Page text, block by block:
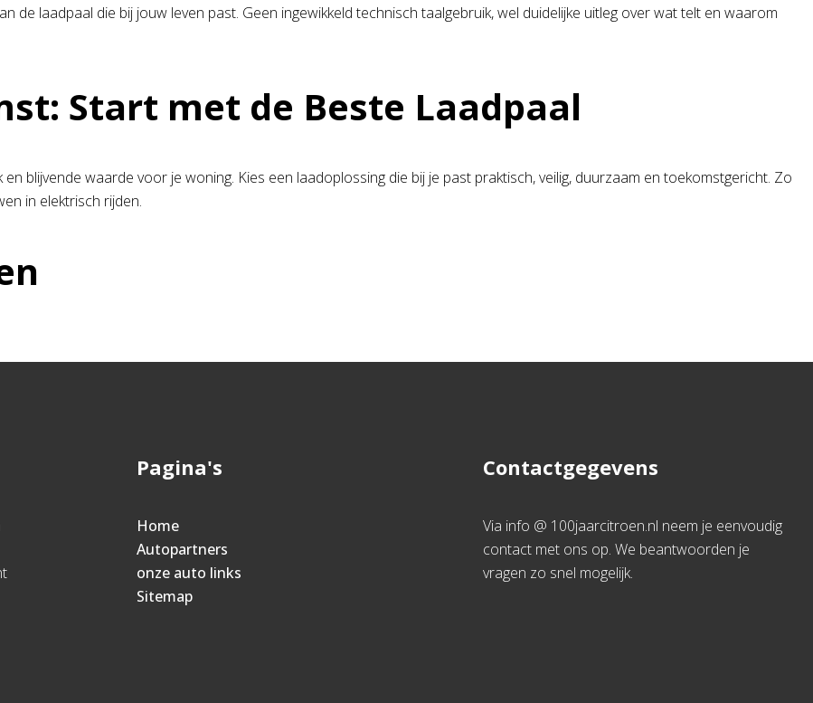
de laadpaal die bij jouw leven past. Geen ingewikkeld technisch taalgebruik, wel duidelijke uitleg over wat telt en waarom
Start met de Beste Laadpaal
blijvende waarde voor je woning. Kies een laadoplossing die bij je past praktisch, veilig, duurzaam en toekomstgericht. Zo
in elektrisch rijden.
Pagina's
Home
Autopartners
onze auto links
Sitemap
Contactgegevens
Via info @ 100jaarcitroen.nl neem je eenvoudig
contact met ons op. We beantwoorden je
vragen zo snel mogelijk.